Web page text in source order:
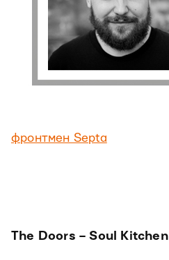
фронтмен Septa
The Doors – Soul Kitchen